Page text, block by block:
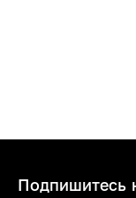
Подпишитесь